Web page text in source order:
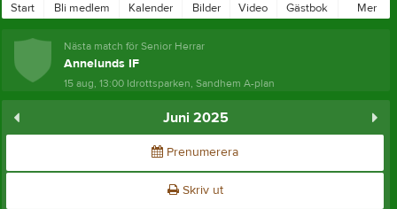
Start Bli medlem Kalender Bilder Video Gästbok Mer
Nästa match för Senior Herrar
Annelunds IF
15 aug, 13:00 Idrottsparken, Sandhem A-plan
Juni 2025
Prenumerera
Skriv ut